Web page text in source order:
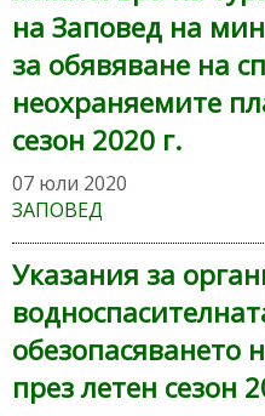
на Заповед на
за обявяване на
неохраняемите
сезон 2020 г.
07 юли 2020
ЗАПОВЕД
Указания за
обезопасяването
през летен сезон